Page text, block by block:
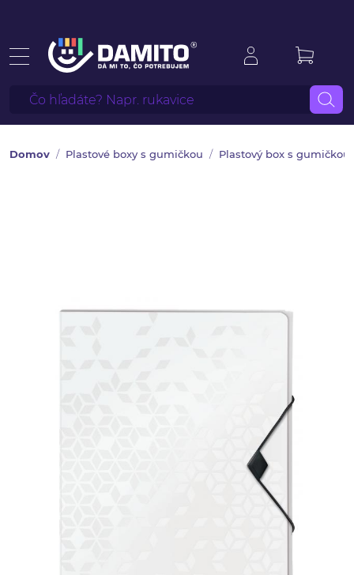
Domov Plastové boxy s gumičkou Plastový box s